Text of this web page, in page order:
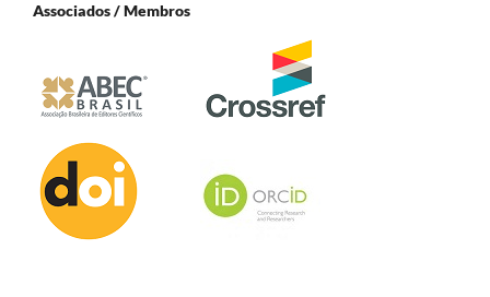
Associados / Membros